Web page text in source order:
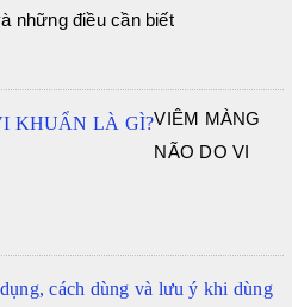
những điều cần biết
VIÊM MÀNG
NÃO DO VI